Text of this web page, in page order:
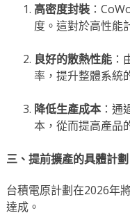
高密度封裝：
度。這對於高性能
良好的散熱性能：
率，提升整體系統
降低生產成本：通
本，從而提高產品
三、提前擴產的具體計劃
台積電原計劃在2026年
達成。